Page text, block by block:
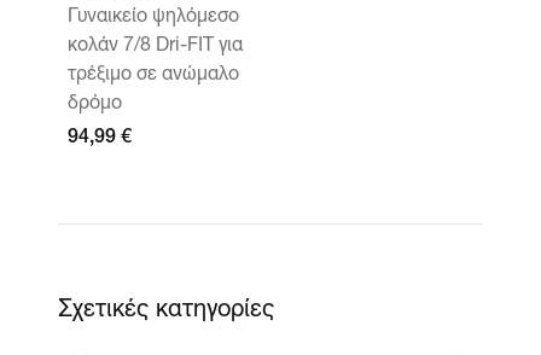
Γυναικείο ψηλόμεσο
κολάν 7/8 Dri-FIT για
τρέξιμο σε ανώμαλο
δρόμο
94,99 €
Σχετικές κατηγορίες